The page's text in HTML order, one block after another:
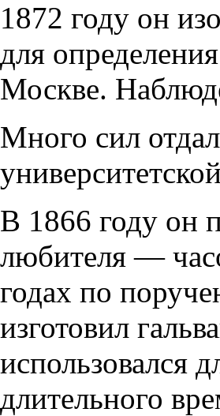
1872 году он
для
Москве.
Много сил
В 1866 году он
любителя —
годах по
изготовил
использовался
длительного